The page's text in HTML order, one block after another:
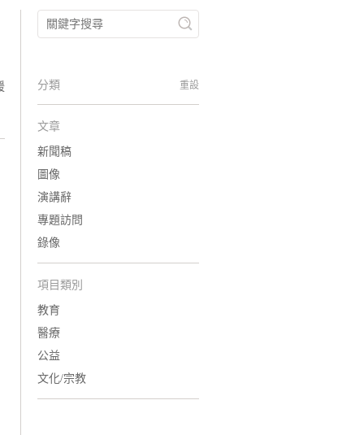
分類 重設
文章
新聞稿
圖像
演講辭
專題訪問
錄像
項目類別
教育
醫療
公益
文化/宗教